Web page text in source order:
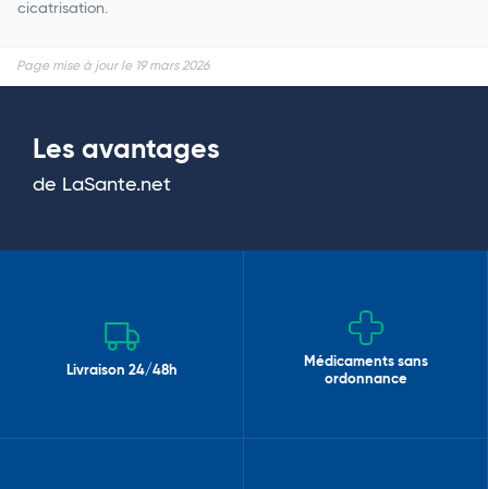
cicatrisation.
Page mise à jour le 19 mars 2026
Les avantages
de LaSante.net
Livraison 24/48h
Médicaments sans
ordonnance